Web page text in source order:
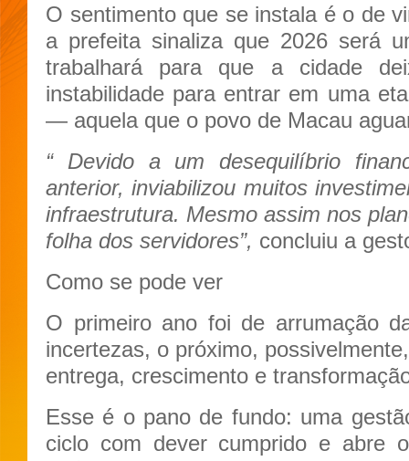
O sentimento que se instala é o de
a prefeita sinaliza que 2026 será
trabalhará para que a cidade
instabilidade para entrar em uma
— aquela que o povo de Macau
“ Devido a um desequilíbrio
anterior, inviabilizou muitos
infraestrutura. Mesmo assim nos
folha dos servidores”, concluiu a
Como se pode ver
O primeiro ano foi de arrumação
incertezas, o próximo,
entrega, crescimento e
Esse é o pano de fundo: uma
ciclo com dever cumprido e abre